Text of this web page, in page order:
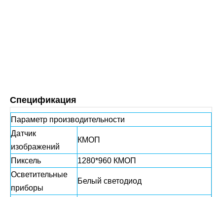
Спецификация
Параметр производительности
Датчик
изображений
КМОП
Пиксель
1280*960 КМОП
Осветительные
приборы
Белый светодиод